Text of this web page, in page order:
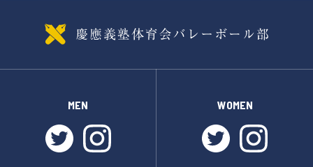
MEN
twitterinstagram
WOMEN
twitter